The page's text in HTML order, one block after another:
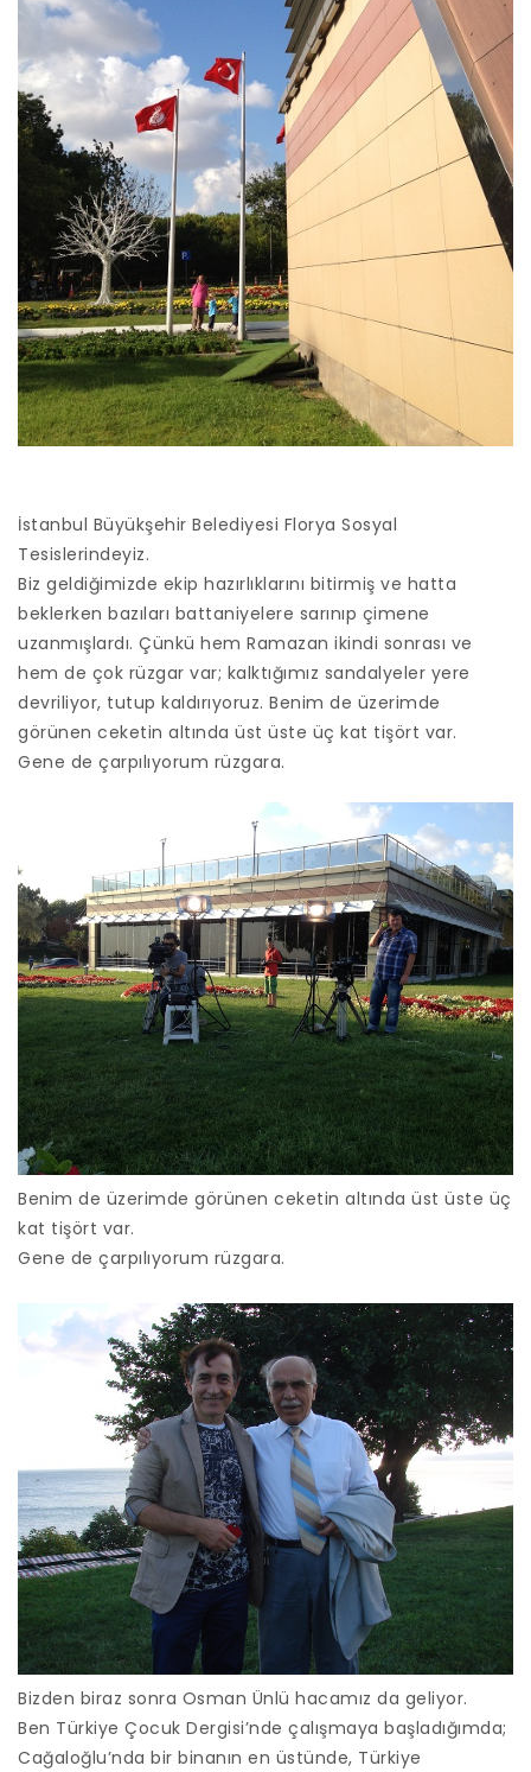
İstanbul Büyükşehir Belediyesi Florya Sosyal
Tesislerindeyiz.
Biz geldiğimizde ekip hazırlıklarını bitirmiş ve hatta
beklerken bazıları battaniyelere sarınıp çimene
uzanmışlardı. Çünkü hem Ramazan ikindi sonrası ve
hem de çok rüzgar var; kalktığımız sandalyeler yere
devriliyor, tutup kaldırıyoruz. Benim de üzerimde
görünen ceketin altında üst üste üç kat tişört var.
Gene de çarpılıyorum rüzgara.
Benim de üzerimde görünen ceketin altında üst üste üç
kat tişört var.
Gene de çarpılıyorum rüzgara.
Bizden biraz sonra Osman Ünlü hacamız da geliyor.
Ben Türkiye Çocuk Dergisi’nde çalışmaya başladığımda;
Cağaloğlu’nda bir binanın en üstünde, Türkiye